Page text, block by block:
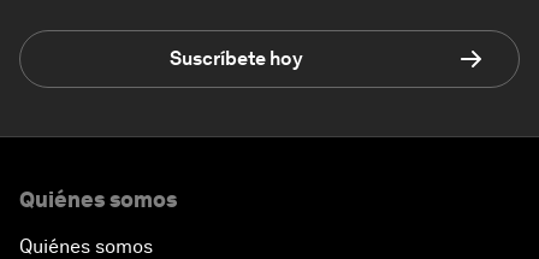
Suscríbete hoy
Quiénes somos
Quiénes somos